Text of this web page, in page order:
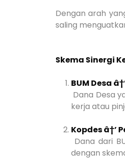
Dengan arah
saling
Skema Sinergi
BUM Desa
Dana Desa
kerja atau
Kopdes â†’
Dana dari
dengan